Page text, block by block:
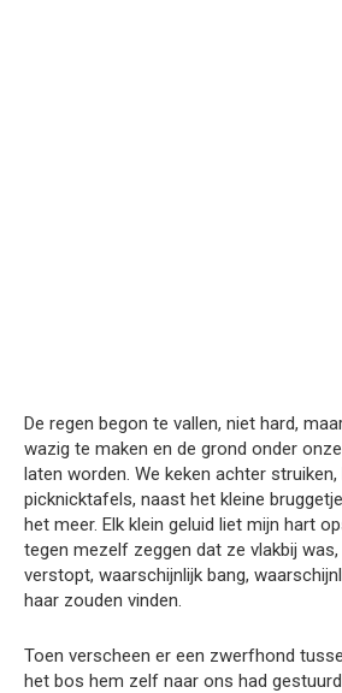
De regen begon te vallen, niet hard,
wazig te maken en de grond onder
laten worden. We keken achter struiken,
picknicktafels, naast het kleine
het meer. Elk klein geluid liet mijn hart
tegen mezelf zeggen dat ze vlakbij
verstopt, waarschijnlijk bang,
haar zouden vinden.
Toen verscheen er een zwerfhond
het bos hem zelf naar ons had